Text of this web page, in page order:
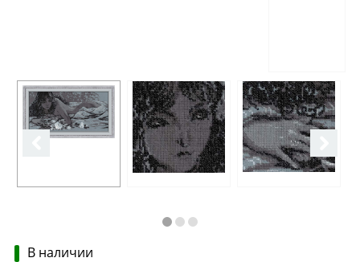
В наличии